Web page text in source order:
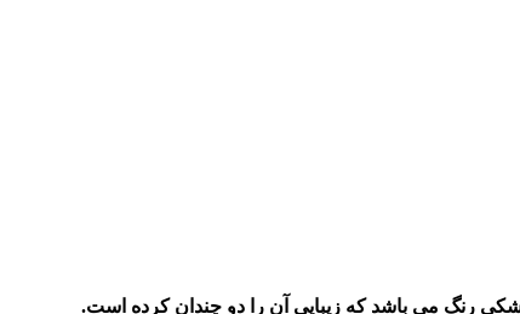
رنگ می باشد که زیبایی آن را دو چندان کرده است.